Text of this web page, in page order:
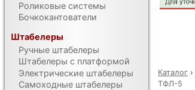
Каталог ›
ТФЛ-5
Роликовые системы
Бочкокантователи
Штабелеры
Ручные штабелеры
Штабелеры с платформой
Электрические штабелеры
Самоходные штабелеры